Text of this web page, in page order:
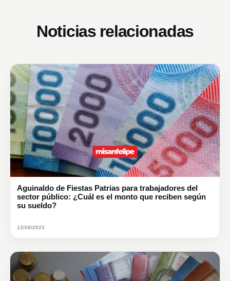
Noticias relacionadas
Aguinaldo de Fiestas Patrias para trabajadores del
sector público: ¿Cuál es el monto que reciben según
su sueldo?
12/08/2023